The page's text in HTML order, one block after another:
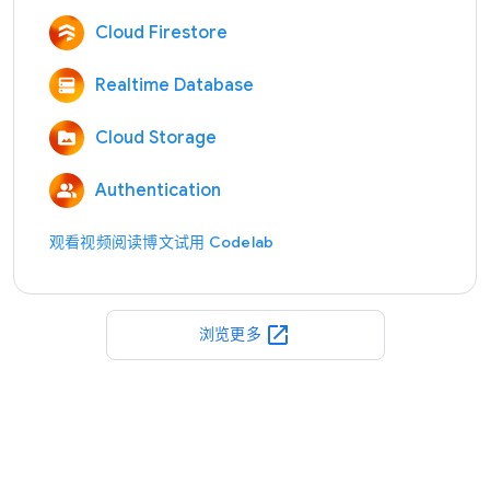
Cloud Firestore
Realtime Database
Cloud Storage
Authentication
观看视频阅读博文试用 Codelab
浏览更多 open_in_new